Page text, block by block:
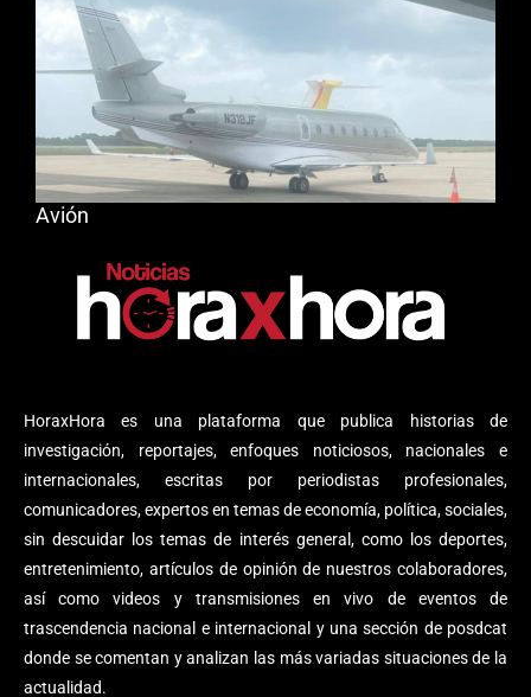
HoraxHora es una plataforma que publica historias de
investigación, reportajes, enfoques noticiosos, nacionales e
internacionales, escritas por periodistas profesionales,
comunicadores, expertos en temas de economía, política, sociales,
sin descuidar los temas de interés general, como los deportes,
entretenimiento, artículos de opinión de nuestros colaboradores,
así como videos y transmisiones en vivo de eventos de
trascendencia nacional e internacional y una sección de posdcat
donde se comentan y analizan las más variadas situaciones de la
actualidad.
Avión